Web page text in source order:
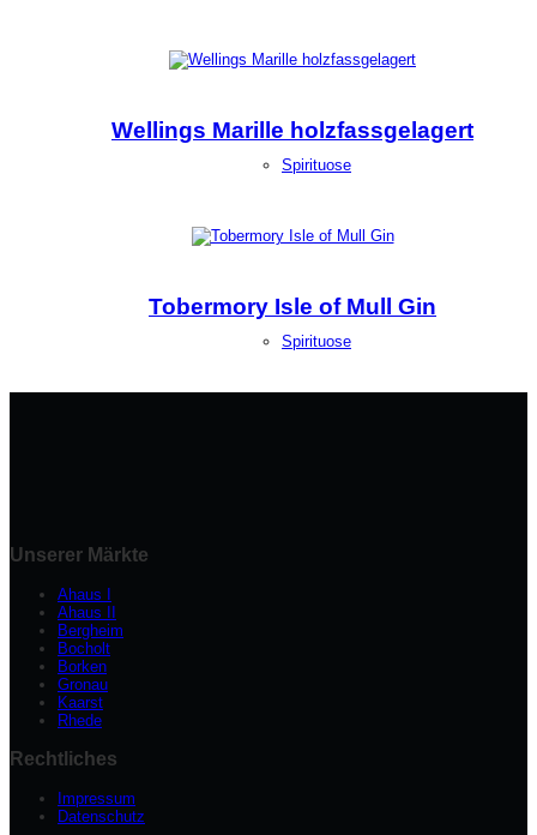
Wellings Marille holzfassgelagert
Spirituose
Tobermory Isle of Mull Gin
Spirituose
Unserer Märkte
Ahaus I
Ahaus II
Bergheim
Bocholt
Borken
Gronau
Kaarst
Rhede
Rechtliches
Impressum
Datenschutz